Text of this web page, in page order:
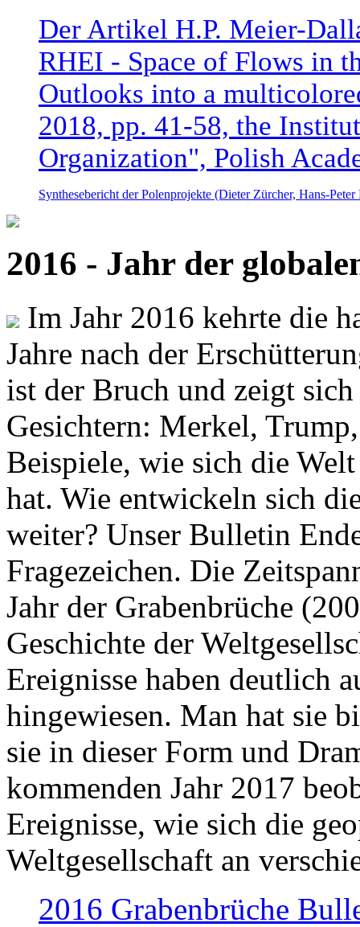
Der Artikel H.P. Meier-
RHEI - Space of Flows in
Outlooks into a
2018, pp. 41-58, the
Organization", Polish
Synthesebericht der Polenprojekte (Dieter Zürcher, Hans-
2016 - Jahr der
Im Jahr 2016 kehrte die
Jahre nach der
ist der Bruch und zeigt
Gesichtern: Merkel,
Beispiele, wie sich die
hat. Wie entwickeln sich
weiter? Unser Bulletin
Fragezeichen. Die
Jahr der Grabenbrüche
Geschichte der
Ereignisse haben deutlich
hingewiesen. Man hat sie
sie in dieser Form und
kommenden Jahr 2017
Ereignisse, wie sich die
Weltgesellschaft an
2016 Grabenbrüche